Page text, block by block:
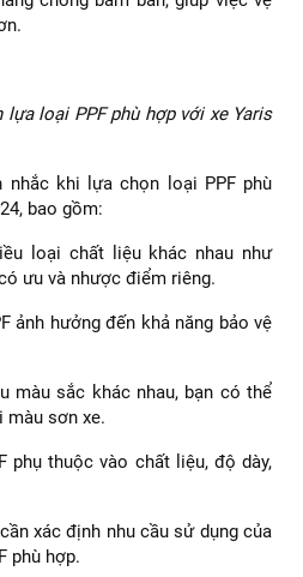
thi công dán PPF Yaris Cross
5, Quận 6, Quận 7, Quận 8
Quận 12, Quận Gò Vấp, Quận